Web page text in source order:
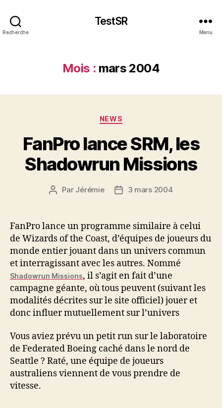
Recherche
TestSR
Menu
Mois : mars 2004
Catégories
NEWS
FanPro lance SRM, les
Shadowrun Missions
Auteur
Par Jérémie
Date3 mars 2004
FanPro lance un programme similaire à celui
de Wizards of the Coast, d’équipes de joueurs du
monde entier jouant dans un univers commun
et interragissant avec les autres. Nommé
Shadowrun Missions, il s’agit en fait d’une
campagne géante, où tous peuvent (suivant les
modalités décrites sur le site officiel) jouer et
donc influer mutuellement sur l’univers
Vous aviez prévu un petit run sur le laboratoire
de Federated Boeing caché dans le nord de
Seattle ? Raté, une équipe de joueurs
australiens viennent de vous prendre de
vitesse.